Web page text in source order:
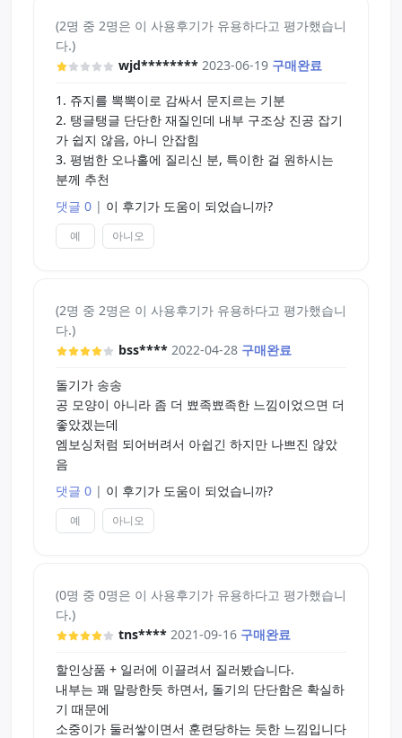
(2명 중 2명은 이 사용후기가 유용하다고 평가했습니
다.)
wjd******** 2023-06-19 구매완료
1. 쥬지를 뽁뽁이로 감싸서 문지르는 기분
2. 탱글탱글 단단한 재질인데 내부 구조상 진공 잡기
가 쉽지 않음, 아니 안잡힘
3. 평범한 오나홀에 질리신 분, 특이한 걸 원하시는
분께 추천
댓글 0 | 이 후기가 도움이 되었습니까?
예 아니오
(2명 중 2명은 이 사용후기가 유용하다고 평가했습니
다.)
bss**** 2022-04-28 구매완료
돌기가 송송
공 모양이 아니라 좀 더 뾰족뾰족한 느낌이었으면 더
좋았겠는데
엠보싱처럼 되어버려서 아쉽긴 하지만 나쁘진 않았
음
댓글 0 | 이 후기가 도움이 되었습니까?
예 아니오
(0명 중 0명은 이 사용후기가 유용하다고 평가했습니
다.)
tns**** 2021-09-16 구매완료
할인상품 + 일러에 이끌려서 질러봤습니다.
내부는 꽤 말랑한듯 하면서, 돌기의 단단함은 확실하
기 때문에
소중이가 둘러쌓이면서 훈련당하는 듯한 느낌입니다